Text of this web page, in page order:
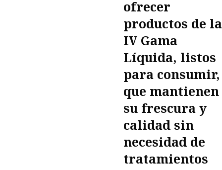
ofrecer
productos de la
IV Gama
Líquida, listos
para consumir,
que mantienen
su frescura y
calidad sin
necesidad de
tratamientos